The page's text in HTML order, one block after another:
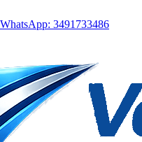
3491733486